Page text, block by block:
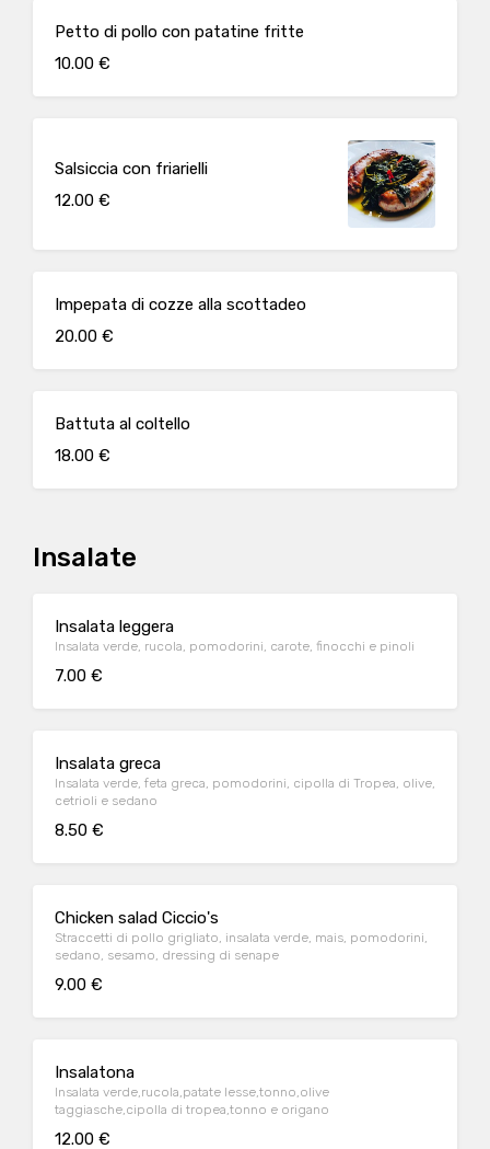
Petto di pollo con patatine fritte
10.00 €
Salsiccia con friarielli
12.00 €
Impepata di cozze alla scottadeo
20.00 €
Battuta al coltello
18.00 €
Insalate
Insalata leggera
Insalata verde, rucola, pomodorini, carote, finocchi e pinoli
7.00 €
Insalata greca
Insalata verde, feta greca, pomodorini, cipolla di Tropea, olive,
cetrioli e sedano
8.50 €
Chicken salad Ciccio's
Straccetti di pollo grigliato, insalata verde, mais, pomodorini,
sedano, sesamo, dressing di senape
9.00 €
Insalatona
Insalata verde,rucola,patate lesse,tonno,olive
taggiasche,cipolla di tropea,tonno e origano
12.00 €